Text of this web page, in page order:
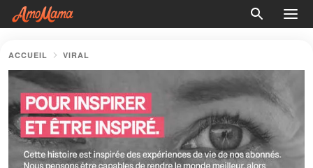
ACCUEIL VIRAL